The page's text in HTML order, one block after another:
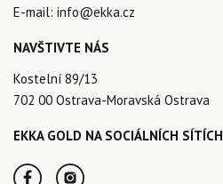
E-mail: info@ekka.cz
NAVŠTIVTE NÁS
Kostelní 89/13
702 00 Ostrava-Moravská Ostrava
EKKA GOLD NA SOCIÁLNÍCH SÍTÍCH